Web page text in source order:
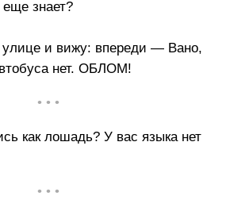
знает?
и вижу: впереди — Вано,
нет. ОБЛОМ!
• • •
как лошадь? У вас языка нет
• • •